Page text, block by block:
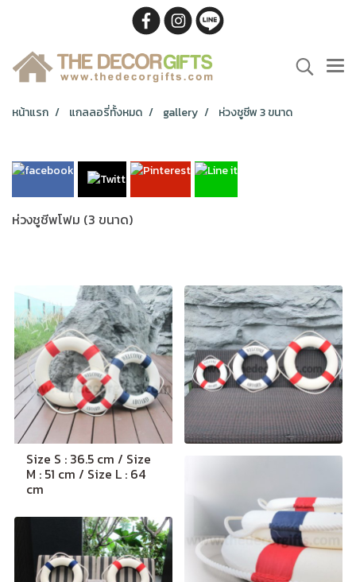
หน้าแรก แกลลอรี่ทั้งหมด gallery ห่วงชูชีพ 3 ขนาด
ห่วงชูชีพโฟม (3 ขนาด)
Size S : 36.5 cm / Size
M : 51 cm / Size L : 64
cm